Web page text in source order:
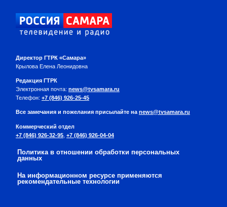
Директор ГТРК «Самара»
Крылова Елена Леонидовна
Редакция ГТРК
Электронная почта: news@tvsamara.ru
Телефон: +7 (846) 926-25-45
Все замечания и пожелания присылайте на news@tvsamara.ru
Коммерческий отдел
+7 (846) 926-32-95 +7 (846) 926-04-04
Политика в отношении обработки персональных
данных
На информационном ресурсе применяются
рекомендательные технологии